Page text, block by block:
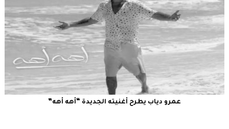
عمرو دياب يطرح أغنيته الجديدة “أهه أهه”